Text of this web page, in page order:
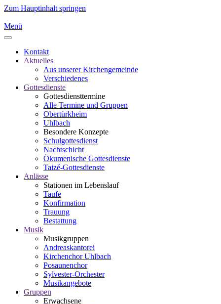
Zum Hauptinhalt springen
Menü
Kontakt
Aktuelles
Aus unserer Kirchengemeinde
Verschiedenes
Gottesdienste
Gottesdiensttermine
Alle Termine und Gruppen
Obertürkheim
Uhlbach
Besondere Konzepte
Schulgottesdienst
Nachtschicht
Ökumenische Gottesdienste
Taizé-Gottesdienste
Anlässe
Stationen im Lebenslauf
Taufe
Konfirmation
Trauung
Bestattung
Musik
Musikgruppen
Andreaskantorei
Kirchenchor Uhlbach
Posaunenchor
Sylvester-Orchester
Musikangebote
Gruppen
Erwachsene